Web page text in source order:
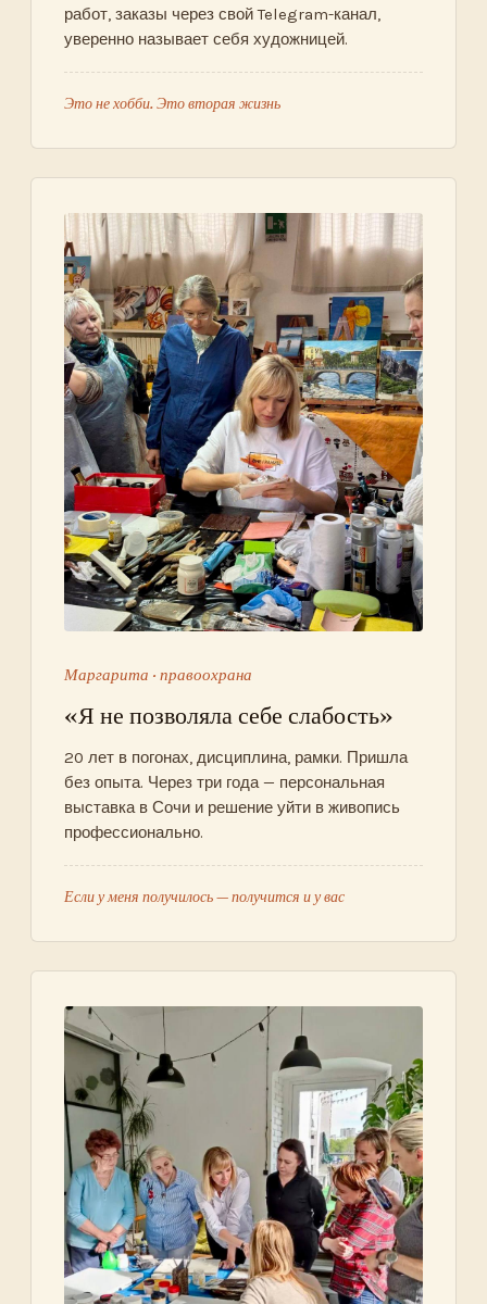
работ, заказы через свой Telegram-канал,
уверенно называет себя художницей.
Это не хобби. Это вторая жизнь
Маргарита · правоохрана
«Я не позволяла себе слабость»
20 лет в погонах, дисциплина, рамки. Пришла
без опыта. Через три года — персональная
выставка в Сочи и решение уйти в живопись
профессионально.
Если у меня получилось — получится и у вас